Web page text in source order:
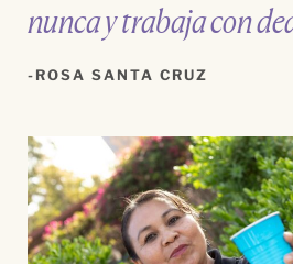
nunca y trabaja con
ROSA SANTA CRUZ